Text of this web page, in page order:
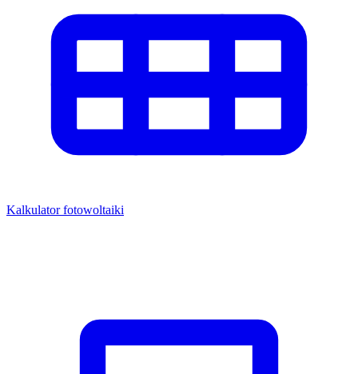
Kalkulator fotowoltaiki